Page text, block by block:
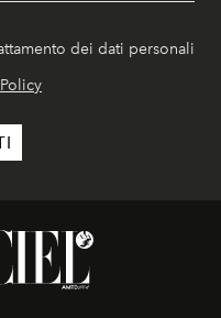
dei dati personali